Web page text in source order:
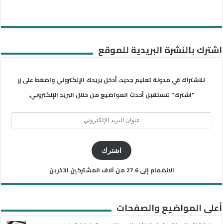
اشترك بالنشرة البريدية للموقع
للاشتراك في مدونة تعليم جديد، أدخل بريدك الإلكتروني واضغط على زر
"اشترك" لتستقبل أحدث المواضيع من خلال البريد الإلكتروني.
اشترك
الانضمام إلى 27.6 من آلاف المشتركين الآخرين
أعلى المواضيع والصفحات